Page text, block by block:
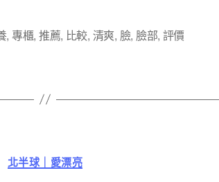
, 專櫃, 推薦, 比較, 清爽, 臉, 臉部, 評價
分
類
北半球｜愛漂亮